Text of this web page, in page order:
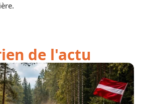
de l'actu